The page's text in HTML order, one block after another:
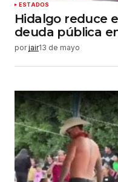
ESTADOS
Hidalgo reduce
deuda pública
por jair13 de mayo